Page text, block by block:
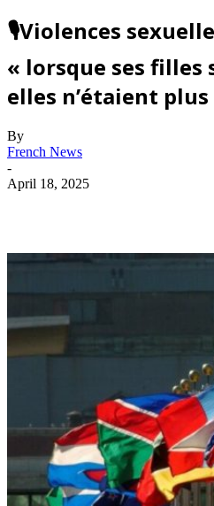
🎙️Violences
« lorsque ses filles
elles n’étaient
By
French News
-
April 18, 2025